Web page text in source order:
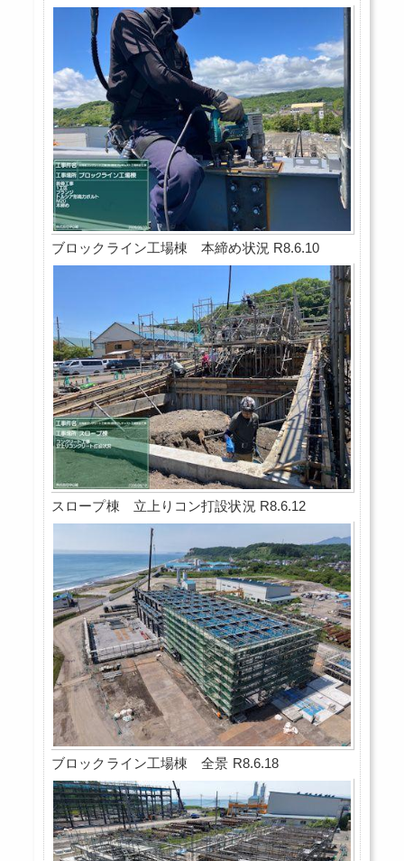
ブロックライン工場棟 本締め状況 R8.6.10
スロープ棟 立上りコン打設状況 R8.6.12
ブロックライン工場棟 全景 R8.6.18